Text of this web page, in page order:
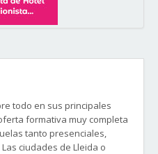
todo en sus principales
formativa muy completa
tanto presenciales,
ciudades de Lleida o